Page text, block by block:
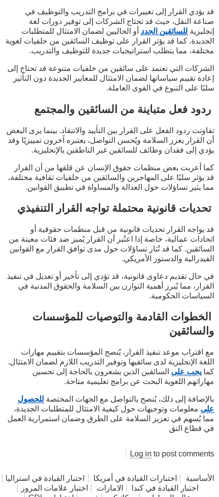
قد يؤدي القرار إلى تغييرات في برامج التدريب والتوظيف في
صناعة النقل، حيث قد تحتاج الشركات إلى توفير دورات لغة
إنجليزية للسائقين الجدد أو الحاليين لضمان الامتثال للمتطلبات
الجديدة. كما قد يؤثر القرار على توظيف السائقين من خلفيات لغوية
مختلفة، مما يتطلب استراتيجيات جديدة للتوظيف والتدريب.
الشركات التي تعتمد على سائقين من خلفيات متنوعة قد تحتاج إلى
إعادة تقييم سياساتها لضمان الامتثال للمعايير الجديدة دون التأثير
سلبًا على التنوع في القوى العاملة.
ردود فعل متباينة من السائقين والمجتمع
تفاوتت ردود الفعل على القرار بين التأييد والانتقاد. بينما يرى البعض
أن القرار يعزز السلامة ويُحسن التواصل، يعتبره آخرون تمييزيًا وقد
يؤدي إلى فقدان وظائف للسائقين غير الناطقين بالإنجليزية.
كما أعربت بعض منظمات حقوق الإنسان عن قلقها من أن القرار
قد يؤثر سلبًا على المهاجرين والسائقين من خلفيات ثقافية مختلفة،
مما يثير تساؤلات حول العدالة والمساواة في تطبيق القوانين.
تحديات قانونية محتملة تواجه القرار التنفيذي
قد يواجه القرار تحديات قانونية من قبل منظمات حقوقية أو
اتحادات عمالية، خاصة إذا اعتُبر أن القرار يُميز ضد فئات معينة من
السائقين. كما قد تُثار تساؤلات حول مدى توافق القرار مع القوانين
الفيدرالية والدستور الأمريكي.
في حال تقديم دعاوى قانونية، قد تؤدي إلى تأخير أو تعديل في تنفيذ
القرار، مما يُبرز أهمية التوازن بين السلامة والحقوق المدنية في
السياسات الحكومية.
الخطوات القادمة والتوصيات للمؤسسات
والسائقين
مع اقتراب موعد تنفيذ القرار، يُنصح المؤسسات بتقييم مهارات
اللغة الإنجليزية لدى سائقيها وتوفير التدريب اللازم لضمان الامتثال.
كما يجب على السائقين الذين يشعرون بالحاجة إلى تحسين
مهاراتهم اللغوية البحث عن برامج تعليمية متاحة.
بالإضافة إلى ذلك، يُنصح بالتواصل مع الجهات المختصة للحصول
على معلومات وتوجيهات حول كيفية الامتثال للمتطلبات الجديدة،
مما يُسهم في تعزيز السلامة على الطرق وضمان استمرارية العمل
في قطاع النق
Log in to post comments
الأساسية اختبارات القيادة في أمريكا
اختبار القيادة في استراليا
اختبار القيادة في كندا
الامارات
اختبار علامات المرور